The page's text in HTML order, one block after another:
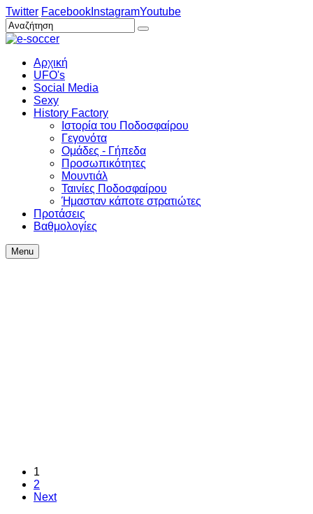
Twitter Facebook InstagramYoutube
Αρχική
UFO's
Social Media
Sexy
History Factory
Ιστορία του Ποδοσφαίρου
Γεγονότα
Ομάδες - Γήπεδα
Προσωπικότητες
Μουντιάλ
Ταινίες Ποδοσφαίρου
Ήμασταν κάποτε στρατιώτες
Προτάσεις
Βαθμολογίες
Menu
1
2
Next